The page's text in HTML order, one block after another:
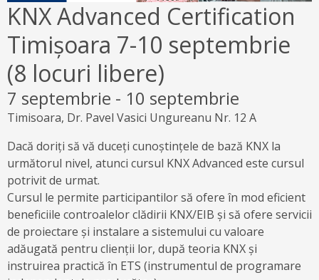
KNX Advanced Certification
Timișoara 7-10 septembrie
(8 locuri libere)
7 septembrie - 10 septembrie
Timisoara, Dr. Pavel Vasici Ungureanu Nr. 12 A
Dacă doriți să vă duceți cunoștințele de bază KNX la
următorul nivel, atunci cursul KNX Advanced este cursul
potrivit de urmat.
Cursul le permite participantilor să ofere în mod eficient
beneficiile controalelor clădirii KNX/EIB și să ofere servicii
de proiectare și instalare a sistemului cu valoare
adăugată pentru clienții lor, după teoria KNX și
instruirea practică în ETS (instrumentul de programare